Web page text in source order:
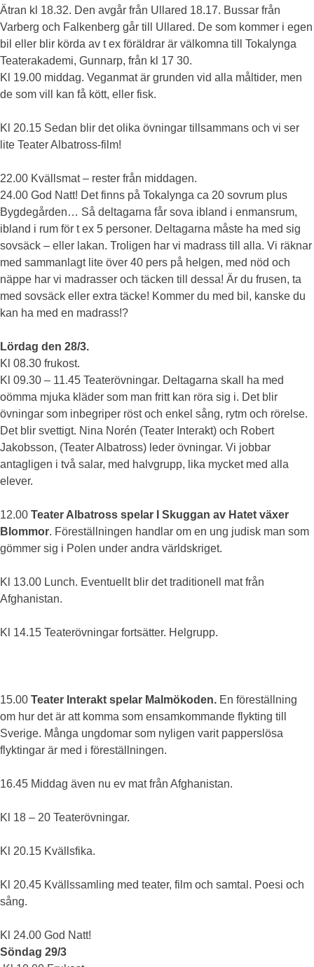
Ätran kl 18.32. Den avgår från Ullared 18.17. Bussar från
Varberg och Falkenberg går till Ullared. De som kommer i egen
bil eller blir körda av t ex föräldrar är välkomna till Tokalynga
Teaterakademi, Gunnarp, från kl 17 30.
Kl 19.00 middag. Veganmat är grunden vid alla måltider, men
de som vill kan få kött, eller fisk.
Kl 20.15 Sedan blir det olika övningar tillsammans och vi ser
lite Teater Albatross-film!
22.00 Kvällsmat – rester från middagen.
24.00 God Natt! Det finns på Tokalynga ca 20 sovrum plus
Bygdegården… Så deltagarna får sova ibland i enmansrum,
ibland i rum för t ex 5 personer. Deltagarna måste ha med sig
sovsäck – eller lakan. Troligen har vi madrass till alla. Vi räknar
med sammanlagt lite över 40 pers på helgen, med nöd och
näppe har vi madrasser och täcken till dessa! Är du frusen, ta
med sovsäck eller extra täcke! Kommer du med bil, kanske du
kan ha med en madrass!?
Lördag den 28/3.
Kl 08.30 frukost.
Kl 09.30 – 11.45 Teaterövningar. Deltagarna skall ha med
oömma mjuka kläder som man fritt kan röra sig i. Det blir
övningar som inbegriper röst och enkel sång, rytm och rörelse.
Det blir svettigt. Nina Norén (Teater Interakt) och Robert
Jakobsson, (Teater Albatross) leder övningar. Vi jobbar
antagligen i två salar, med halvgrupp, lika mycket med alla
elever.
12.00 Teater Albatross spelar I Skuggan av Hatet växer
Blommor. Föreställningen handlar om en ung judisk man som
gömmer sig i Polen under andra världskriget.
Kl 13.00 Lunch. Eventuellt blir det traditionell mat från
Afghanistan.
Kl 14.15 Teaterövningar fortsätter. Helgrupp.
15.00 Teater Interakt spelar Malmökoden. En föreställning
om hur det är att komma som ensamkommande flykting till
Sverige. Många ungdomar som nyligen varit papperslösa
flyktingar är med i föreställningen.
16.45 Middag även nu ev mat från Afghanistan.
Kl 18 – 20 Teaterövningar.
Kl 20.15 Kvällsfika.
Kl 20.45 Kvällssamling med teater, film och samtal. Poesi och
sång.
Kl 24.00 God Natt!
Söndag 29/3